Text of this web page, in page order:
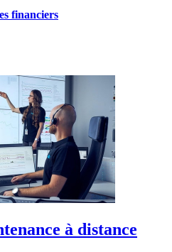
financiers
à distance